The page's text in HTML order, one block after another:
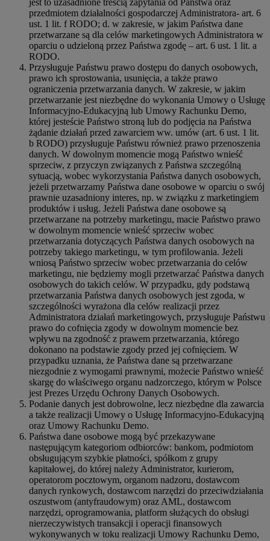
przedmiotem działalności gospodarczej Administratora- art. 6
ust. 1 lit. f RODO; d. w zakresie, w jakim Państwa dane
przetwarzane są dla celów marketingowych Administratora w
oparciu o udzieloną przez Państwa zgodę – art. 6 ust. 1 lit. a
RODO.
Przysługuje Państwu prawo dostępu do danych osobowych,
prawo ich sprostowania, usunięcia, a także prawo
ograniczenia przetwarzania danych. W zakresie, w jakim
przetwarzanie jest niezbędne do wykonania Umowy o Usługę
Informacyjno-Edukacyjną lub Umowy Rachunku Demo,
której jesteście Państwo stroną lub do podjęcia na Państwa
żądanie działań przed zawarciem ww. umów (art. 6 ust. 1 lit.
b RODO) przysługuje Państwu również prawo przenoszenia
danych. W dowolnym momencie mogą Państwo wnieść
sprzeciw, z przyczyn związanych z Państwa szczególną
sytuacją, wobec wykorzystania Państwa danych osobowych,
jeżeli przetwarzamy Państwa dane osobowe w oparciu o swój
prawnie uzasadniony interes, np. w związku z marketingiem
produktów i usług. Jeżeli Państwa dane osobowe są
przetwarzane na potrzeby marketingu, macie Państwo prawo
w dowolnym momencie wnieść sprzeciw wobec
przetwarzania dotyczących Państwa danych osobowych na
potrzeby takiego marketingu, w tym profilowania. Jeżeli
wniosą Państwo sprzeciw wobec przetwarzania do celów
marketingu, nie będziemy mogli przetwarzać Państwa danych
osobowych do takich celów. W przypadku, gdy podstawą
przetwarzania Państwa danych osobowych jest zgoda, w
szczególności wyrażona dla celów realizacji przez
Administratora działań marketingowych, przysługuje Państwu
prawo do cofnięcia zgody w dowolnym momencie bez
wpływu na zgodność z prawem przetwarzania, którego
dokonano na podstawie zgody przed jej cofnięciem. W
przypadku uznania, że Państwa dane są przetwarzane
niezgodnie z wymogami prawnymi, możecie Państwo wnieść
skargę do właściwego organu nadzorczego, którym w Polsce
jest Prezes Urzędu Ochrony Danych Osobowych.
Podanie danych jest dobrowolne, lecz niezbędne dla zawarcia
a także realizacji Umowy o Usługę Informacyjno-Edukacyjną
oraz Umowy Rachunku Demo.
Państwa dane osobowe mogą być przekazywane
następującym kategoriom odbiorców: bankom, podmiotom
obsługującym szybkie płatności, spółkom z grupy
kapitałowej, do której należy Administrator, kurierom,
operatorom pocztowym, organom nadzoru, dostawcom
danych rynkowych, dostawcom narzędzi do przeciwdziałania
oszustwom (antyfraudowym) oraz AML, dostawcom
narzędzi, oprogramowania, platform służących do obsługi
nierzeczywistych transakcji i operacji finansowych
wykonywanych w toku realizacji Umowy Rachunku Demo,